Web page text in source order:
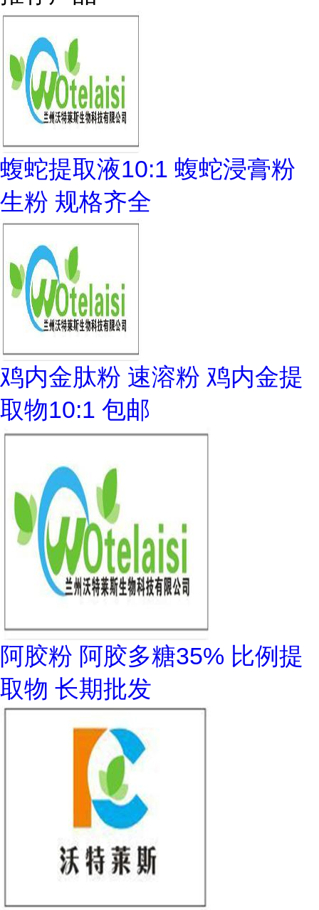
蝮蛇提取液10:1 蝮蛇浸膏粉
生粉 规格齐全
鸡内金肽粉 速溶粉 鸡内金提
取物10:1 包邮
阿胶粉 阿胶多糖35% 比例提
取物 长期批发